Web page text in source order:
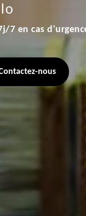
7 en cas
nous